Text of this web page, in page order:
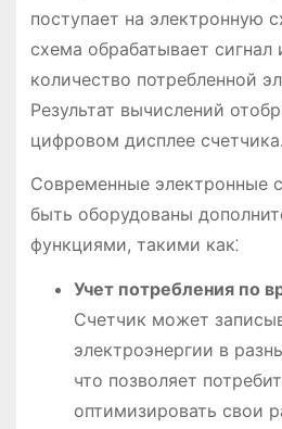
поступает на электронную
схема обрабатывает сигнал
количество потребленной
Результат вычислений
цифровом дисплее счетчика.
Современные электронные
быть оборудованы
функциями, такими как⁚
Учет потребления по
Счетчик может
электроэнергии в
что позволяет
оптимизировать свои